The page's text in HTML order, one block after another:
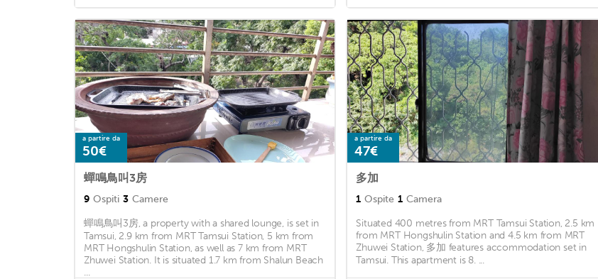
a partire da
50€
蟬鳴鳥叫3房
9 Ospiti 3 Camere
蟬鳴鳥叫3房, a property with a shared lounge, is set in
Tamsui, 2.9 km from MRT Tamsui Station, 5 km from
MRT Hongshulin Station, as well as 7 km from MRT
Zhuwei Station. It is situated 1.7 km from Shalun Beach
...
a partire da
47€
多加
1 Ospite 1 Camera
Situated 400 metres from MRT Tamsui Station, 2.5 km
from MRT Hongshulin Station and 4.5 km from MRT
Zhuwei Station, 多加 features accommodation set in
Tamsui. This apartment is 8. ...